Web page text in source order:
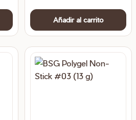
Añadir al carrito